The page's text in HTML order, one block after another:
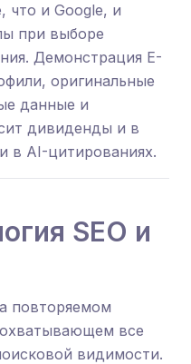
что и Google, и
при выборе
Демонстрация E-
оригинальные
данные и
дивиденды и в
в AI-цитированиях.
SEO и
повторяемом
все
видимости.